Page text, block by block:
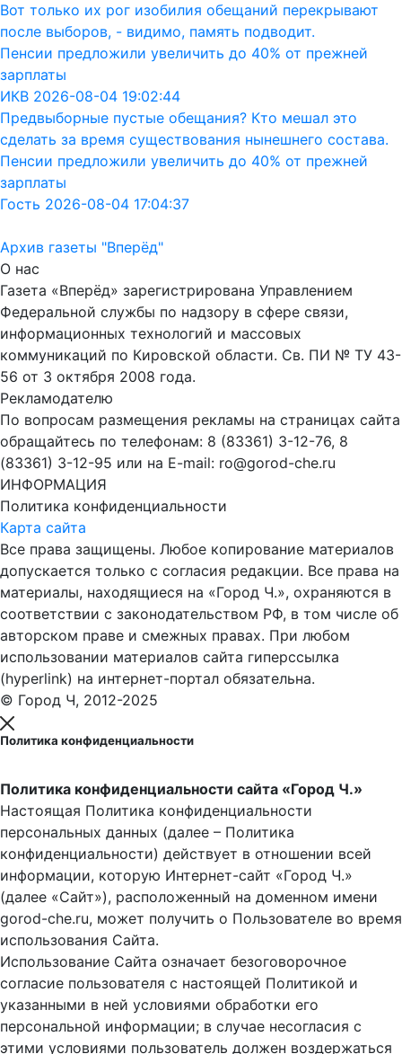
Вот только их рог изобилия обещаний перекрывают
после выборов, - видимо, память подводит.
Пенсии предложили увеличить до 40% от прежней
зарплаты
ИКВ 2026-08-04 19:02:44
Предвыборные пустые обещания? Кто мешал это
сделать за время существования нынешнего состава.
Пенсии предложили увеличить до 40% от прежней
зарплаты
Гость 2026-08-04 17:04:37
Архив газеты "Вперёд"
О нас
Газета «Вперёд» зарегистрирована Управлением
Федеральной службы по надзору в сфере связи,
информационных технологий и массовых
коммуникаций по Кировской области. Св. ПИ № ТУ 43-
56 от 3 октября 2008 года.
Рекламодателю
По вопросам размещения рекламы на страницах сайта
обращайтесь по телефонам: 8 (83361) 3-12-76, 8
(83361) 3-12-95 или на E-mail: ro@gorod-che.ru
ИНФОРМАЦИЯ
Политика конфиденциальности
Карта сайта
Все права защищены. Любое копирование материалов
допускается только с согласия редакции. Все права на
материалы, находящиеся на «Город Ч.», охраняются в
соответствии с законодательством РФ, в том числе об
авторском праве и смежных правах. При любом
использовании материалов сайта гиперссылка
(hyperlink) на интернет-портал обязательна.
© Город Ч, 2012-2025
Политика конфиденциальности
Политика конфиденциальности сайта «Город Ч.»
Настоящая Политика конфиденциальности
персональных данных (далее – Политика
конфиденциальности) действует в отношении всей
информации, которую Интернет-сайт «Город Ч.»
(далее «Сайт»), расположенный на доменном имени
gorod-che.ru, может получить о Пользователе во время
использования Cайта.
Использование Сайта означает безоговорочное
согласие пользователя с настоящей Политикой и
указанными в ней условиями обработки его
персональной информации; в случае несогласия с
этими условиями пользователь должен воздержаться